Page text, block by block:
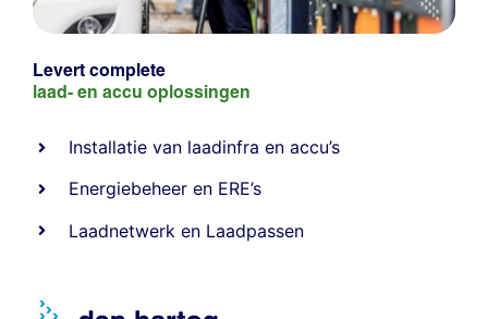
Levert complete
laad- en accu oplossingen
Installatie van laadinfra en accu’s
Energiebeheer en ERE’s
Laadnetwerk en Laadpassen